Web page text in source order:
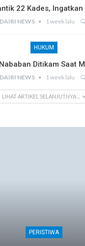
22 Kades,
DAIRI NEWS 1 week lalu
HUKUM
Ditikam Saat
DAIRI NEWS 1 week lalu
LIHAT ARTIKEL SELANJUTNYA ...
PERISTIWA